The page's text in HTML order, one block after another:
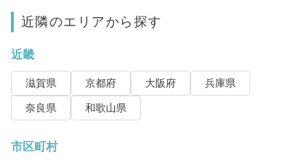
近隣のエリアから探す
近畿
滋賀県 京都府 大阪府
兵庫県
奈良県
和歌山県
市区町村